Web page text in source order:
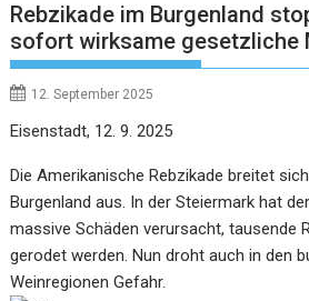
Rebzikade im Burgenland
sofort wirksame gesetzliche
12. September 2025
Eisenstadt, 12. 9. 2025
Die Amerikanische Rebzikade breitet
Burgenland aus. In der Steiermark hat
massive Schäden verursacht, tausende
gerodet werden. Nun droht auch in den
Weinregionen Gefahr.